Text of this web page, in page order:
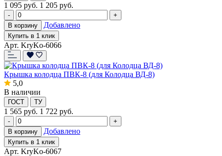
1 095 руб. 1 205 руб.
-
+
В корзину
Добавлено
Купить в 1 клик
Арт. KryKo-6066
Крышка колодца ПВК-8 (для Колодца ВД-8)
5,0
В наличии
ГОСТ ТУ
1 565 руб. 1 722 руб.
-
+
В корзину
Добавлено
Купить в 1 клик
Арт. KryKo-6067